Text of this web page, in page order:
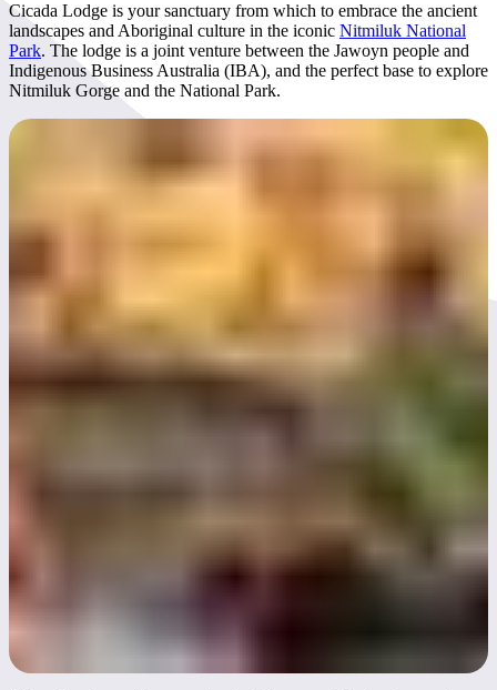
Cicada Lodge is your sanctuary from which to embrace the ancient
landscapes and Aboriginal culture in the iconic Nitmiluk National
Park. The lodge is a joint venture between the Jawoyn people and
Indigenous Business Australia (IBA), and the perfect base to explore
Nitmiluk Gorge and the National Park.
Day 4